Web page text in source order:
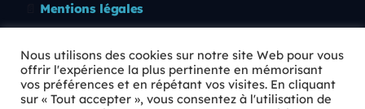
Mentions légales
🛡️ RGPD
Copyright © 2026 Animkids. Tous droits réservés.
Nous utilisons des cookies sur notre site Web pour vous
offrir l'expérience la plus pertinente en mémorisant
vos préférences et en répétant vos visites. En cliquant
sur « Tout accepter », vous consentez à l'utilisation de